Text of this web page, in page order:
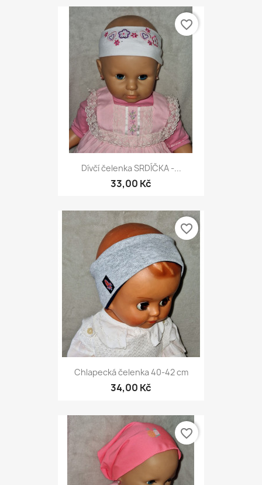
Dívčí čelenka SRDÍČKA -...
33,00 Kč
favorite_border
Chlapecká čelenka 40-42 cm
34,00 Kč
favorite_border
favorite_border